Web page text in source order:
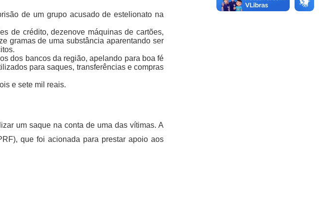
de um grupo acusado de estelionato na
de crédito, dezenove máquinas de cartões,
gramas de uma substância aparentando ser
dos bancos da região, apelando para boa fé
para saques, transferências e compras
e sete mil reais.
um saque na conta de uma das vítimas. A
que foi acionada para prestar apoio aos